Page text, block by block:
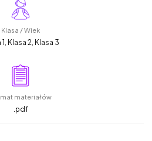
Klasa / Wiek
1, Klasa 2, Klasa 3
materiałów
.pdf